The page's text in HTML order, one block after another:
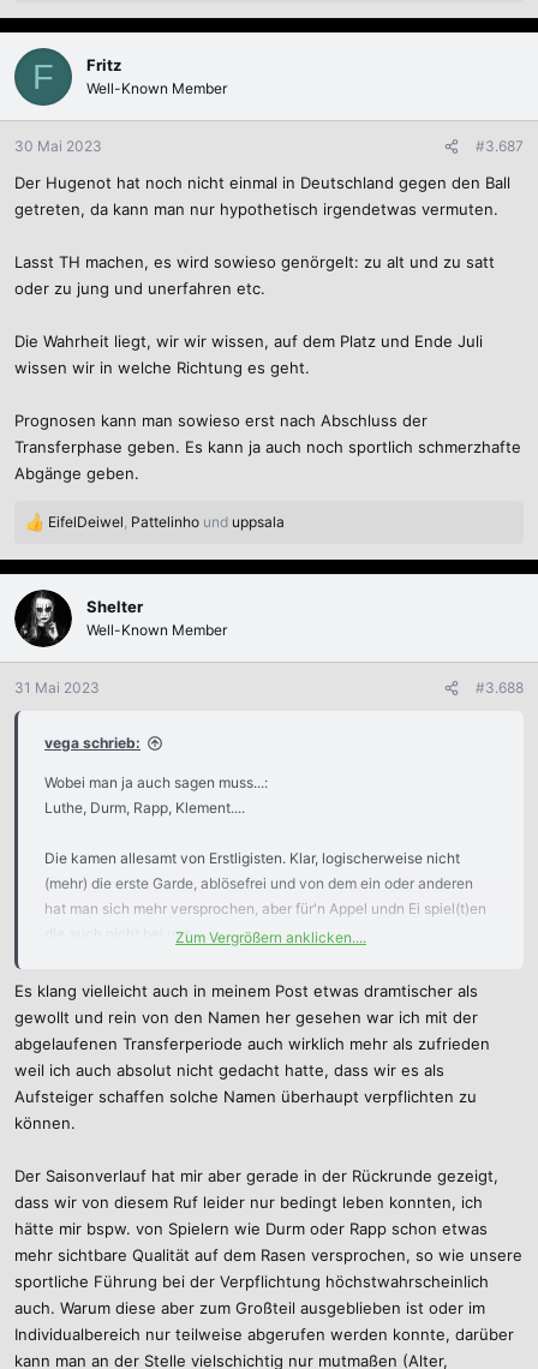
a
k
i
o
n
n
:
F Fritz
Well-Known Member
30 Mai 2023 #3.687
Der Hugenot hat noch nicht einmal in Deutschland gegen den Ball
getreten, da kann man nur hypothetisch irgendetwas vermuten.
Lasst TH machen, es wird sowieso genörgelt: zu alt und zu satt
oder zu jung und unerfahren etc.
Die Wahrheit liegt, wir wir wissen, auf dem Platz und Ende Juli
wissen wir in welche Richtung es geht.
Prognosen kann man sowieso erst nach Abschluss der
Transferphase geben. Es kann ja auch noch sportlich schmerzhafte
Abgänge geben.
R
a
k
i
o
n
EifelDeiwel, Pattelinho und uppsala
Shelter
Well-Known Member
31 Mai 2023 #3.688
vega schrieb:
Wobei man ja auch sagen muss...:
Luthe, Durm, Rapp, Klement....
Die kamen allesamt von Erstligisten. Klar, logischerweise nicht
(mehr) die erste Garde, ablösefrei und von dem ein oder anderen
hat man sich mehr versprochen, aber für'n Appel undn Ei spiel(t)en
die auch nicht bei uns.
Will sagen, dass wir selbst als Aufsteiger genügend Strahlkraft
hatten, um namhafte Spieler zu verpflichten oder auszuleihen
(Bormuth, de Preville).
Welche Gründe sprächen dafür, dass Hengen im zweiten Jahr einen
Gang zurückschalten müsste?
Zum Vergrößern anklicken....
Es klang vielleicht auch in meinem Post etwas dramtischer als
gewollt und rein von den Namen her gesehen war ich mit der
abgelaufenen Transferperiode auch wirklich mehr als zufrieden
weil ich auch absolut nicht gedacht hatte, dass wir es als
Aufsteiger schaffen solche Namen überhaupt verpflichten zu
können.
Der Saisonverlauf hat mir aber gerade in der Rückrunde gezeigt,
dass wir von diesem Ruf leider nur bedingt leben konnten, ich
hätte mir bspw. von Spielern wie Durm oder Rapp schon etwas
mehr sichtbare Qualität auf dem Rasen versprochen, so wie unsere
sportliche Führung bei der Verpflichtung höchstwahrscheinlich
auch. Warum diese aber zum Großteil ausgeblieben ist oder im
Individualbereich nur teilweise abgerufen werden konnte, darüber
kann man an der Stelle vielschichtig nur mutmaßen (Alter,